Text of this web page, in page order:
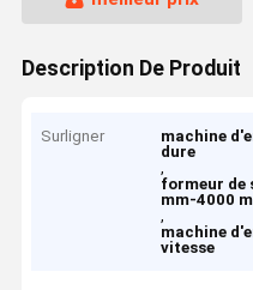
Description De Produit
Surligner
machine
dure
,
formeur de
mm-4000
,
machine
vitesse